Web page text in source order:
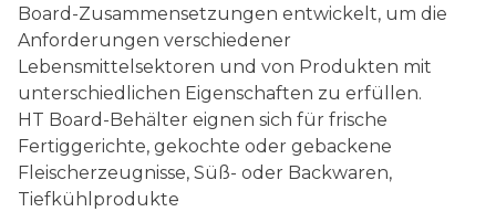
Board-Zusammensetzungen entwickelt, um die
Anforderungen verschiedener
Lebensmittelsektoren und von Produkten mit
unterschiedlichen Eigenschaften zu erfüllen.
HT Board-Behälter eignen sich für frische
Fertiggerichte, gekochte oder gebackene
Fleischerzeugnisse, Süß- oder Backwaren,
Tiefkühlprodukte